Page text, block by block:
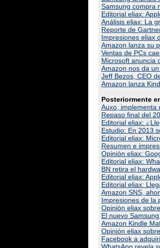
Samsung compra
Editorial eliax:
Análisis eliax: La
Reporte de
Impresiones eliax
Amazon lanza su
Ventas de PCs
Microsoft anuncia
Amazon nos da
Jeff Bezos, CEO
Amazon lanza
Posteriormente
Auxo, implementa
Repaso final del
Editorial eliax:
Estudio: En 2013
Editorial eliax:
Resumen e
Opinión eliax:
Editorial eliax:
BN retira el
Editorial eliax:
Editorial eliax:
Amazon SNS,
Impresiones de la
Opinión eliax
El nuevo
Amazon Kindle
Opinión eliax
Facebook a